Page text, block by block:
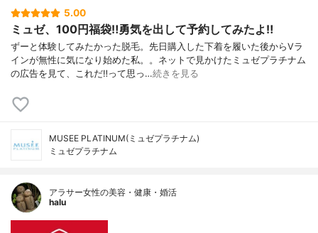
5.00
ミュゼ、100円福袋‼︎勇気を出して予約してみたよ‼︎
ずーと体験してみたかった脱毛。先日購入した下着を履いた後からVラ
インが無性に気になり始めた私。。ネットで見かけたミュゼプラチナム
の広告を見て、これだ‼︎って思っ…続きを見る
MUSEE PLATINUM(ミュゼプラチナム)
ミュゼプラチナム
アラサー女性の美容・健康・婚活
halu